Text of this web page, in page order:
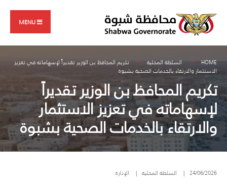
content
MENU
HOME السلطة المحلية
تكريم المحافظ بن الوزير تقديراً لإسهاماته في تعزيز
الاستثمار والارتقاء بالخدمات الصحية بشبوة
تكريم المحافظ بن الوزير تقديراً
لإسهاماته في تعزيز الاستثمار
والارتقاء بالخدمات الصحية بشبوة
24/06/2026
| السلطة المحلية | الإدارة
for: